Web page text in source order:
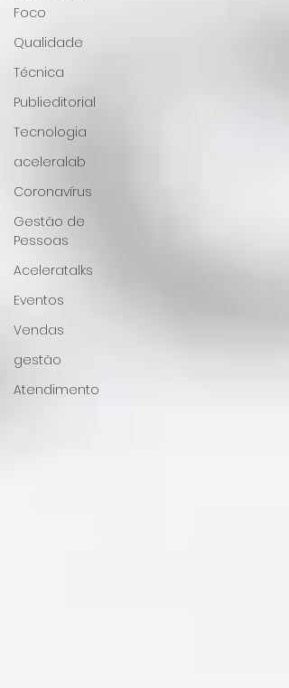
Foco
Qualidade
Técnica
Publieditorial
Tecnologia
aceleralab
Coronavírus
Gestão de
Pessoas
Aceleratalks
Eventos
Vendas
gestão
Atendimento